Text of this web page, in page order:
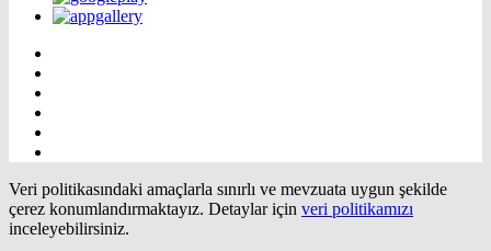
Veri politikasındaki amaçlarla sınırlı ve mevzuata uygun şekilde
çerez konumlandırmaktayız. Detaylar için veri politikamızı
inceleyebilirsiniz.